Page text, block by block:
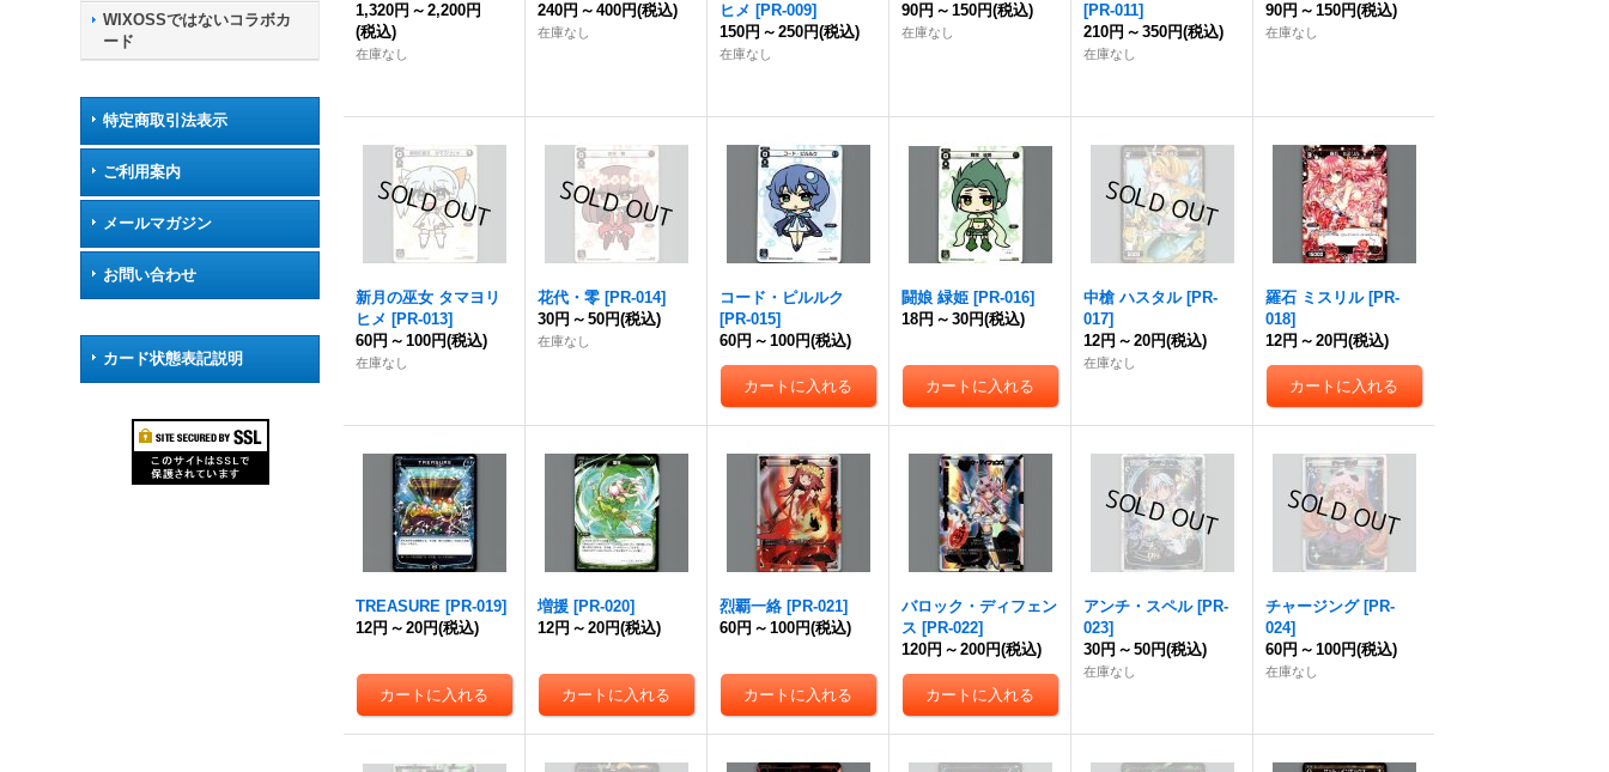
WIXOSSではないコラボカ
ード
特定商取引法表示
ご利用案内
メールマガジン
お問い合わせ
カード状態表記説明
1,320円 ～ 2,200円
(税込)
在庫なし
240円 ～ 400円(税込)
在庫なし
ヒメ [PR-009]
150円 ～ 250円(税込)
在庫なし
90円 ～ 150円(税込)
在庫なし
[PR-011]
210円 ～ 350円(税込)
在庫なし
90円 ～ 150円(税込)
在庫なし
新月の巫女 タマヨリ
ヒメ [PR-013]
60円 ～ 100円(税込)
在庫なし
花代・零 [PR-014]
30円 ～ 50円(税込)
在庫なし
コード・ピルルク
[PR-015]
60円 ～ 100円(税込)
闘娘 緑姫 [PR-016]
18円 ～ 30円(税込)
中槍 ハスタル [PR-
017]
12円 ～ 20円(税込)
在庫なし
羅石 ミスリル [PR-
018]
12円 ～ 20円(税込)
TREASURE [PR-019]
12円 ～ 20円(税込)
増援 [PR-020]
12円 ～ 20円(税込)
烈覇一絡 [PR-021]
60円 ～ 100円(税込)
バロック・ディフェン
ス [PR-022]
120円 ～ 200円(税込)
アンチ・スペル [PR-
023]
30円 ～ 50円(税込)
在庫なし
チャージング [PR-
024]
60円 ～ 100円(税込)
在庫なし